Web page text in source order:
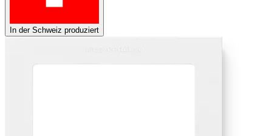
In der Schweiz produziert